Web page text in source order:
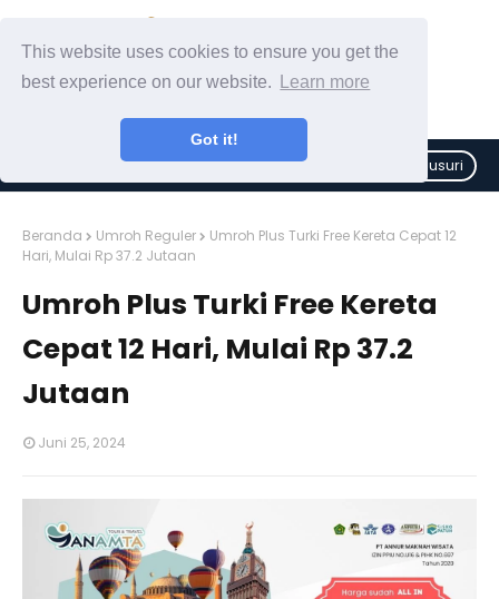
This website uses cookies to ensure you get the
best experience on our website.
Learn more
Got it!
Telusuri
Beranda Umroh Reguler
Umroh Plus Turki Free Kereta Cepat 12
Hari, Mulai Rp 37.2 Jutaan
Umroh Plus Turki Free Kereta
Cepat 12 Hari, Mulai Rp 37.2
Jutaan
Juni 25, 2024